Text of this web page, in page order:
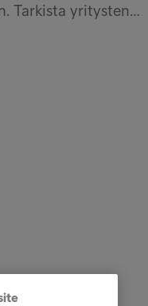
Tarkista yritysten…
Ota